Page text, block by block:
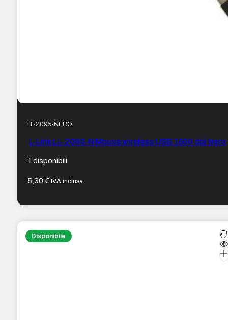
LL-2095-NERO
L-Link LL-2095-N Mouse wireless USB 1600 dpi Nero
1 disponibili
5,30€ IVA inclusa
Disponibile